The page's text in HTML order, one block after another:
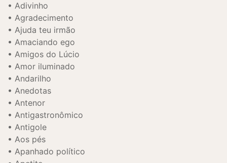
Adivinho
Agradecimento
Ajuda teu irmão
Amaciando ego
Amigos do Lúcio
Amor iluminado
Andarilho
Anedotas
Antenor
Antigastronômico
Antigole
Aos pés
Apanhado político